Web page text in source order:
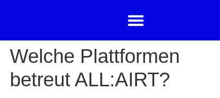
Welche Plattformen
betreut ALL:AIRT?